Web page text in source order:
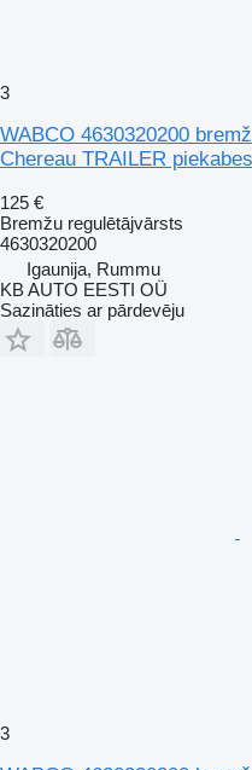
3
WABCO 4630320200
Chereau TRAILER piekabes
125 €
Bremžu regulētājvārsts
4630320200
Igaunija, Rummu
KB AUTO EESTI OÜ
Sazināties ar pārdevēju
3